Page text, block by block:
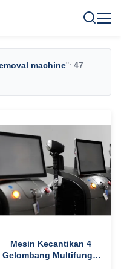
machine": 47
Mesin Kecantikan 4
Gelombang Multifungsi